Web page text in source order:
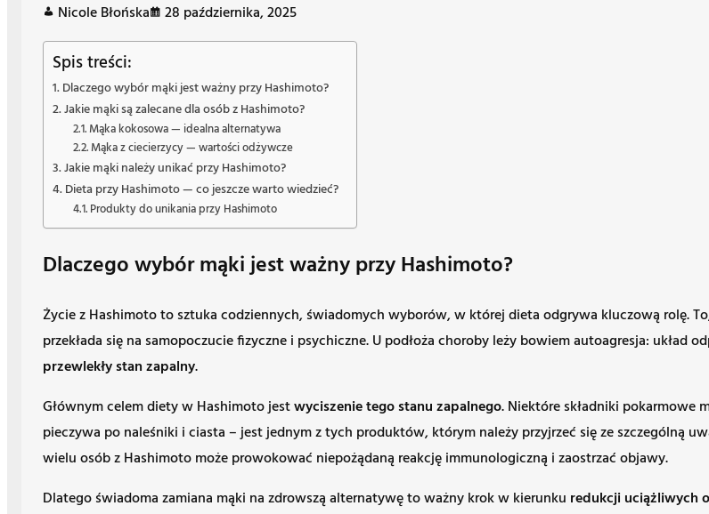
Nicole Błońska 28 października, 2025
Spis treści:
Dlaczego wybór mąki jest ważny przy Hashimoto?
Jakie mąki są zalecane dla osób z Hashimoto?
Mąka kokosowa — idealna alternatywa
Mąka z ciecierzycy — wartości odżywcze
Jakie mąki należy unikać przy Hashimoto?
Dieta przy Hashimoto — co jeszcze warto wiedzieć?
Produkty do unikania przy Hashimoto
Dlaczego wybór mąki jest ważny przy Hashimoto?
Życie z Hashimoto to sztuka codziennych, świadomych wyborów, w której dieta odgrywa kluczową rolę.
przekłada się na samopoczucie fizyczne i psychiczne. U podłoża choroby leży bowiem autoagresja:
przewlekły stan zapalny.
Głównym celem diety w Hashimoto jestwyciszenie tego stanu zapalnego. Niektóre składniki pokarmowe
pieczywa po naleśniki i ciasta – jest jednym z tych produktów, którym należy przyjrzeć się ze szczególną
wielu osób z Hashimoto może prowokować niepożądaną reakcję immunologiczną i zaostrzać objawy.
Dlatego świadoma zamiana mąki na zdrowszą alternatywę to ważny krok w kierunku redukcji uciążliwych